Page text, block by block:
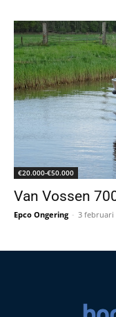
€20.000-€50.000
Van Vossen
Epco Ongering - 3 februari